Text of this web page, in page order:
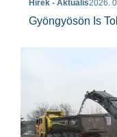
Hírek - Aktuális2026.
Gyöngyösön Is